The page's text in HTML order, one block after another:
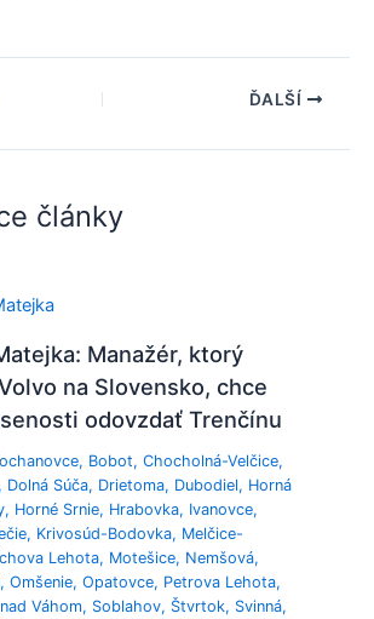
ĎALŠÍ
články
Manažér, ktorý
na Slovensko, chce
odovzdať Trenčínu
, Bobot,Chocholná-Velčice,
, Dolná Súča, Drietoma, Dubodiel, Horná
, Horné Srnie, Hrabovka, Ivanovce,
, Krivosúd-Bodovka, Melčice-
Lehota, Motešice, Nemšová,
,Omšenie,Opatovce, Petrova Lehota,
Váhom, Soblahov, Štvrtok, Svinná,